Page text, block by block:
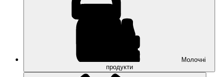
Молочні
продукти